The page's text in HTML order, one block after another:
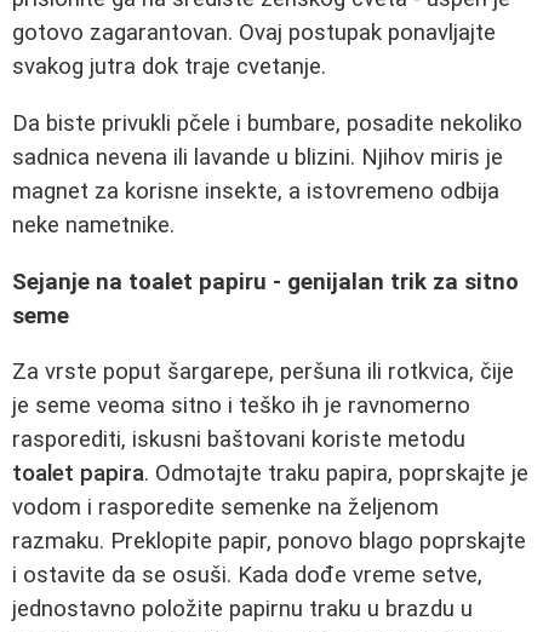
gotovo zagarantovan. Ovaj postupak ponavljajte
svakog jutra dok traje cvetanje.
Da biste privukli pčele i bumbare, posadite nekoliko
sadnica nevena ili lavande u blizini. Njihov miris je
magnet za korisne insekte, a istovremeno odbija
neke nametnike.
Sejanje na toalet papiru - genijalan trik za sitno
seme
Za vrste poput šargarepe, peršuna ili rotkvica, čije
je seme veoma sitno i teško ih je ravnomerno
rasporediti, iskusni baštovani koriste metodu
toalet papira. Odmotajte traku papira, poprskajte je
vodom i rasporedite semenke na željenom
razmaku. Preklopite papir, ponovo blago poprskajte
i ostavite da se osuši. Kada dođe vreme setve,
jednostavno položite papirnu traku u brazdu u